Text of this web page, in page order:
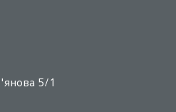
5/1